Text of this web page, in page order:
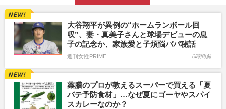
大谷翔平が異例の“ホームランボール回
収”、妻・真美子さんと球場デビューの息
子の記念か、家族愛と子煩悩パパ秘話
週刊女性PRIME 0時間前
薬膳のプロが教えるスーパーで買える「夏
バテ予防食材」…なぜ夏にゴーヤやスパイ
スカレーなのか？